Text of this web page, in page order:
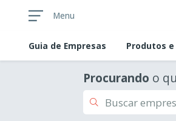
Menu
Guia de Empresas Produtos e
Procurando o